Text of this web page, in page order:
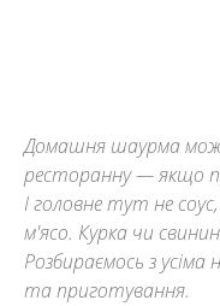
Домашня шаурма
ресторанну — якщо
І головне тут не
м'ясо. Курка чи
Розбираємось з
та приготування.